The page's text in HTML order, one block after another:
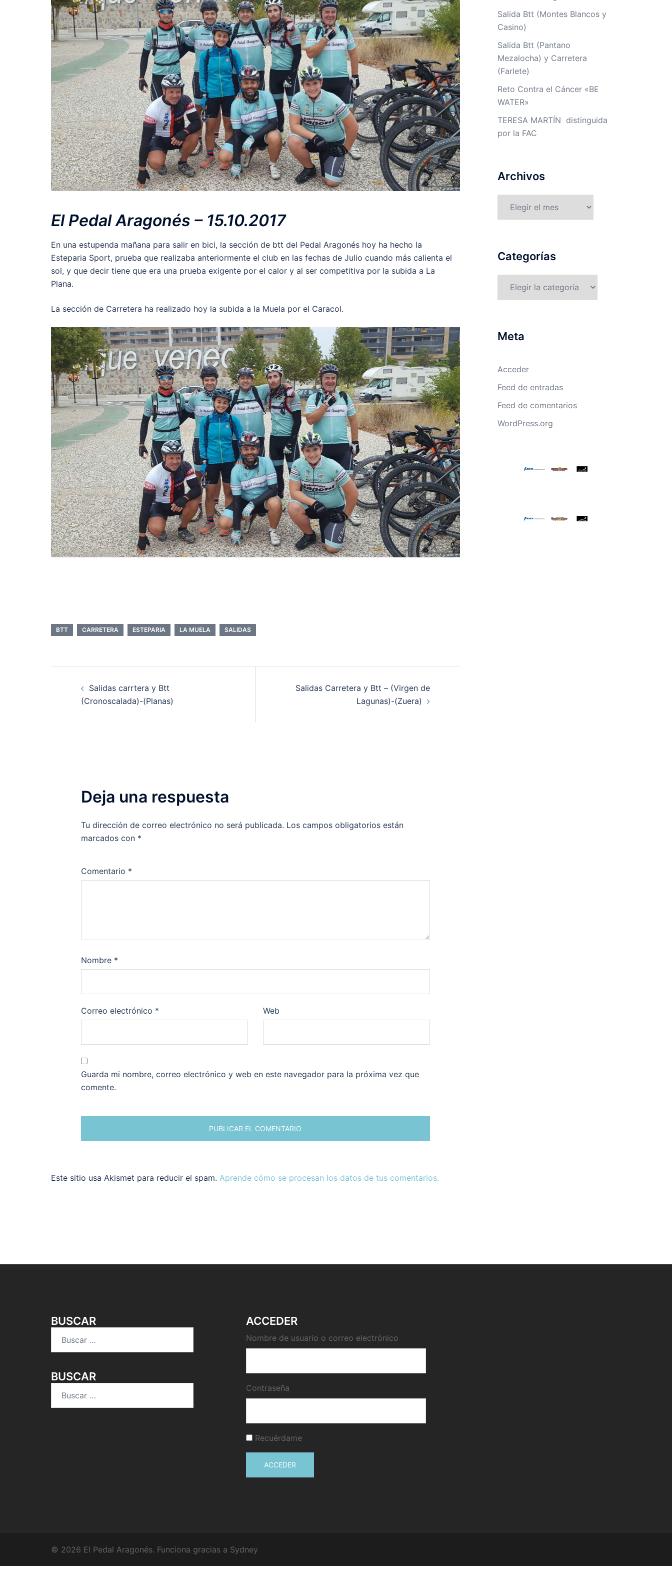
El Pedal Aragonés – 15.10.2017
En una estupenda mañana para salir en bici, la sección de btt del Pedal Aragonés hoy ha hecho la
Esteparia Sport, prueba que realizaba anteriormente el club en las fechas de Julio cuando más calienta el
sol, y que decir tiene que era una prueba exigente por el calor y al ser competitiva por la subida a La
Plana.
La sección de Carretera ha realizado hoy la subida a la Muela por el Caracol.
BTT CARRETERA ESTEPARIA LA MUELA SALIDAS
Salidas carrtera y Btt
(Cronoscalada)-(Planas)
Salidas Carretera y Btt – (Virgen de
Lagunas)-(Zuera)
Deja una respuesta
Tu dirección de correo electrónico no será publicada. Los campos obligatorios están
marcados con *
Comentario *
Nombre *
Correo electrónico * Web
Guarda mi nombre, correo electrónico y web en este navegador para la próxima vez que
comente.
Este sitio usa Akismet para reducir el spam. Aprende cómo se procesan los datos de tus comentarios.
Salida Btt (Montes Blancos y
Casino)
Salida Btt (Pantano
Mezalocha) y Carretera
(Farlete)
Reto Contra el Cáncer «BE
WATER»
TERESA MARTÍN distinguida
por la FAC
Archivos
Categorías
Meta
Acceder
Feed de entradas
Feed de comentarios
WordPress.org
BUSCAR
BUSCAR
ACCEDER
Nombre de usuario o correo electrónico
Contraseña
Recuérdame
ACCEDER
© 2026 El Pedal Aragonés. Funciona gracias a Sydney